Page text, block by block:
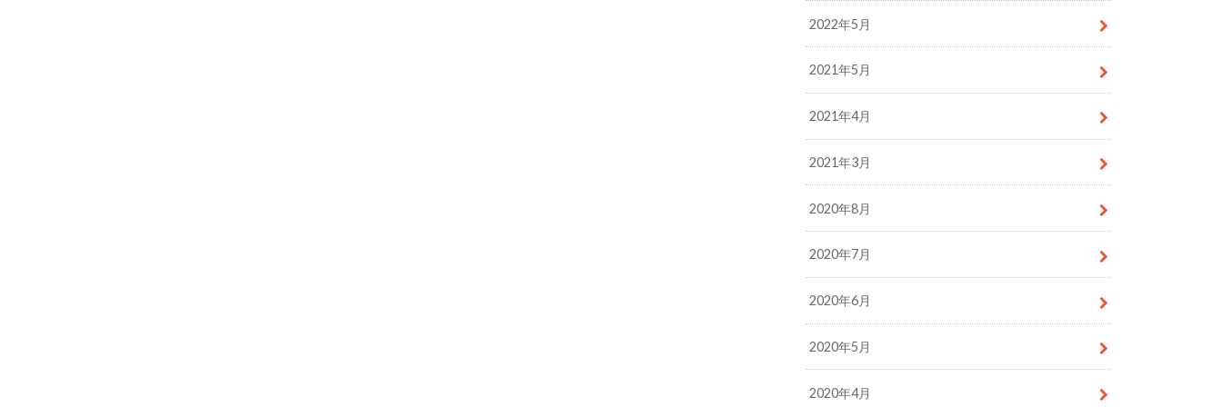
2022年5月
2021年5月
2021年4月
2021年3月
2020年8月
2020年7月
2020年6月
2020年5月
2020年4月